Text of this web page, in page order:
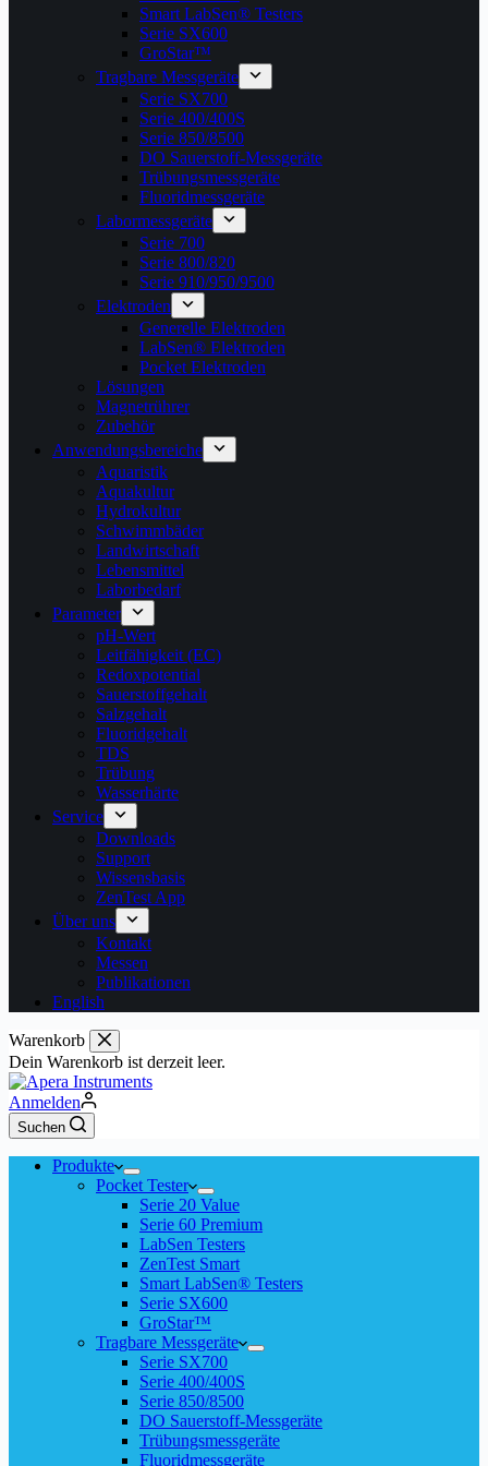
Smart LabSen® Testers
Serie SX600
GroStar™
Tragbare Messgeräte
Serie SX700
Serie 400/400S
Serie 850/8500
DO Sauerstoff-Messgeräte
Trübungsmessgeräte
Fluoridmessgeräte
Labormessgeräte
Serie 700
Serie 800/820
Serie 910/950/9500
Elektroden
Generelle Elektroden
LabSen® Elektroden
Pocket Elektroden
Lösungen
Magnetrührer
Zubehör
Anwendungsbereiche
Aquaristik
Aquakultur
Hydrokultur
Schwimmbäder
Landwirtschaft
Lebensmittel
Laborbedarf
Parameter
pH-Wert
Leitfähigkeit (EC)
Redoxpotential
Sauerstoffgehalt
Salzgehalt
Fluoridgehalt
TDS
Trübung
Wasserhärte
Service
Downloads
Support
Wissensbasis
ZenTest App
Über uns
Kontakt
Messen
Publikationen
English
Warenkorb
Dein Warenkorb ist derzeit leer.
Anmelden
Suchen
Produkte
Pocket Tester
Serie 20 Value
Serie 60 Premium
LabSen Testers
ZenTest Smart
Smart LabSen® Testers
Serie SX600
GroStar™
Tragbare Messgeräte
Serie SX700
Serie 400/400S
Serie 850/8500
DO Sauerstoff-Messgeräte
Trübungsmessgeräte
Fluoridmessgeräte